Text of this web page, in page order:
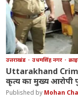
उत्तराखंड उधमसिंह नगर
Uttarakhand
कृत्य का मुख्य आरोपी
Mohan